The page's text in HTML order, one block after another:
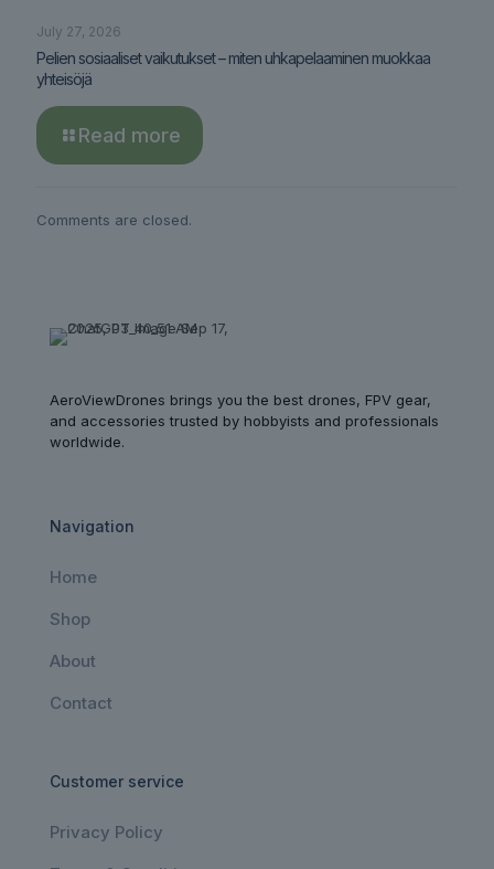
July 27, 2026
Pelien sosiaaliset vaikutukset – miten uhkapelaaminen muokkaa
yhteisöjä
Read more
Comments are closed.
AeroViewDrones brings you the best drones, FPV gear,
and accessories trusted by hobbyists and professionals
worldwide.
Navigation
Home
Shop
About
Contact
Customer service
Privacy Policy